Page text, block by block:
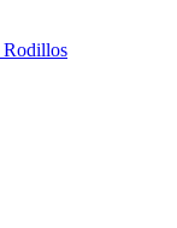
Rodillos